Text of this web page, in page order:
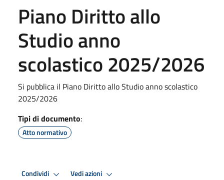
Piano Diritto allo
Studio anno
scolastico 2025/2026
Si pubblica il Piano Diritto allo Studio anno scolastico
2025/2026
Tipi di documento:
Atto normativo
Condividi Vedi azioni